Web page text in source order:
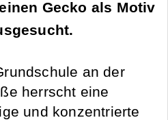
Gecko als Motiv
an der
herrscht eine
und konzentrierte